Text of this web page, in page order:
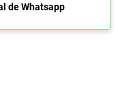
de Whatsapp